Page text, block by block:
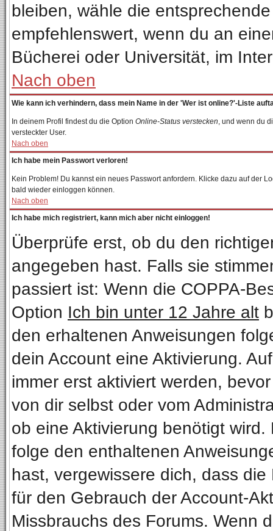
bleiben, wähle die
empfehlenswert, wenn du an
Bücherei oder Universität, im
Nach oben
Wie kann ich verhindern, dass mein Name in der 'Wer ist online?'-Liste
In deinem Profil findest du die Option Online-Status verstecken, und wenn du
versteckter User.
Nach oben
Ich habe mein Passwort verloren!
Kein Problem! Du kannst ein neues Passwort anfordern. Klicke dazu auf der
bald wieder einloggen können.
Nach oben
Ich habe mich registriert, kann mich aber nicht einloggen!
Überprüfe erst, ob du den
angegeben hast. Falls sie
passiert ist: Wenn die COPPA-
Option Ich bin unter 12 Jahre alt
den erhaltenen Anweisungen
dein Account eine Aktivierung.
immer erst aktiviert werden,
von dir selbst oder vom
ob eine Aktivierung benötigt
folge den enthaltenen
hast, vergewissere dich, dass
für den Gebrauch der Account-
Missbrauchs des Forums. Wenn